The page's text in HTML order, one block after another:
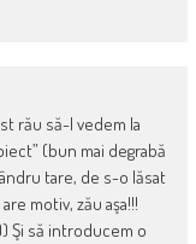
rău să-l vedem la
(bun mai degrabă
tare, de s-o lăsat
motiv, zău aşa!!!
Şi să introducem o